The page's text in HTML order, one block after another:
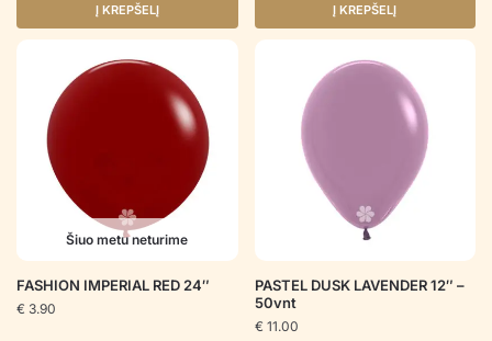
Į KREPŠELĮ Į KREPŠELĮ
Šiuo metu neturime
FASHION IMPERIAL RED 24″
€ 3.90
PASTEL DUSK LAVENDER 12″ –
50vnt
€ 11.00